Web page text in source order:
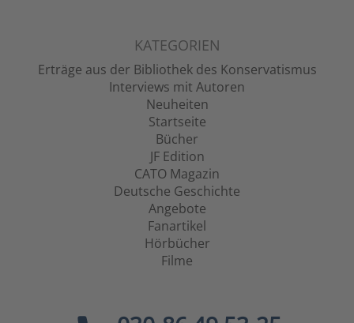
KATEGORIEN
Erträge aus der Bibliothek des Konservatismus
Interviews mit Autoren
Neuheiten
Startseite
Bücher
JF Edition
CATO Magazin
Deutsche Geschichte
Angebote
Fanartikel
Hörbücher
Filme